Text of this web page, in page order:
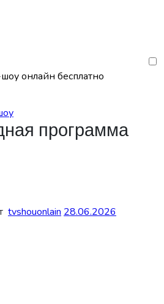
онлайн бесплатно
программа
tvshouonlain 28.06.2026